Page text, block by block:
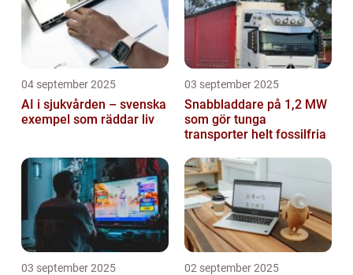
04 september 2025
AI i sjukvården – svenska
exempel som räddar liv
03 september 2025
Snabbladdare på 1,2 MW
som gör tunga
transporter helt fossilfria
03 september 2025 02 september 2025